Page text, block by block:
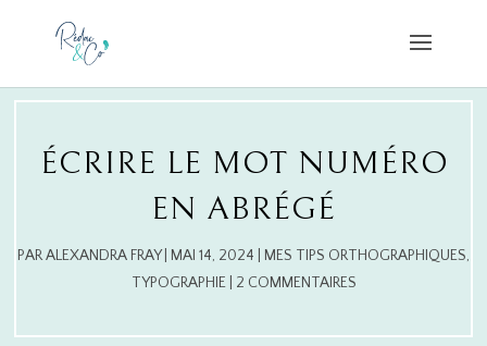
ÉCRIRE LE MOT NUMÉRO
EN ABRÉGÉ
PARALEXANDRA FRAY| MAI 14, 2024 MES TIPS ORTHOGRAPHIQUES,
TYPOGRAPHIE| 2 COMMENTAIRES